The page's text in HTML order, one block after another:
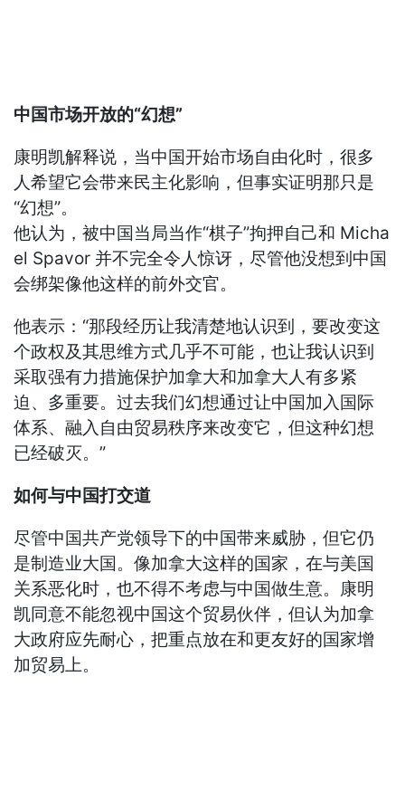
中国市场开放的“幻想”
康明凯解释说，当中国开始市场自由化时，很多
人希望它会带来民主化影响，但事实证明那只是
“幻想”。
他认为，被中国当局当作“棋子”拘押自己和 Micha
el Spavor 并不完全令人惊讶，尽管他没想到中国
会绑架像他这样的前外交官。
他表示：“那段经历让我清楚地认识到，要改变这
个政权及其思维方式几乎不可能，也让我认识到
采取强有力措施保护加拿大和加拿大人有多紧
迫、多重要。过去我们幻想通过让中国加入国际
体系、融入自由贸易秩序来改变它，但这种幻想
已经破灭。”
如何与中国打交道
尽管中国共产党领导下的中国带来威胁，但它仍
是制造业大国。像加拿大这样的国家，在与美国
关系恶化时，也不得不考虑与中国做生意。康明
凯同意不能忽视中国这个贸易伙伴，但认为加拿
大政府应先耐心，把重点放在和更友好的国家增
加贸易上。